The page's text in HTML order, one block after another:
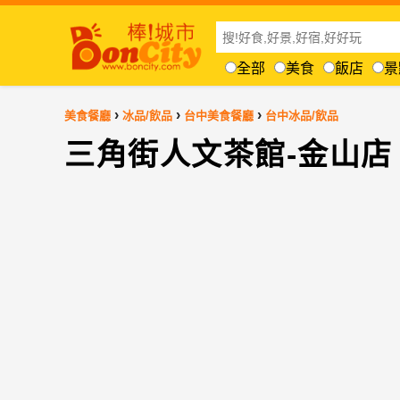
全部 美食 飯店
美食餐廳 › 冰品/飲品 › 台中美食餐廳 › 台中冰品/飲品
三角街人文茶館-金山店